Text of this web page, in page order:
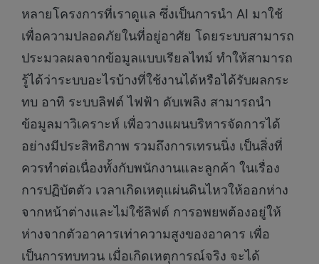
หลายโครงการที่เราดูแล ซึ่งเป็นการนำ AI มาใช้
เพื่อความปลอดภัยในที่อยู่อาศัย โดยระบบสามารถ
ประมวลผลจากข้อมูลแบบเรียลไทม์ ทำให้สามารถ
รู้ได้ว่าระบบอะไรบ้างที่ใช้งานได้หรือได้รับผลกระ
ทบ อาทิ ระบบลิฟต์ ไฟฟ้า ดับเพลิง สามารถนำ
ข้อมูลมาวิเคราะห์ เพื่อวางแผนบริหารจัดการได้
อย่างมีประสิทธิภาพ รวมถึงการเทรนนิ่ง เป็นสิ่งที่
ควรทำต่อเนื่องทั้งกับพนักงานและลูกค้า ในเรื่อง
การปฏิบัตตัว เวลาเกิดเหตุแผ่นดินไหวให้ออกห่าง
จากหน้าต่างและไม่ใช้ลิฟต์ การอพยพต้องอยู่ให้
ห่างจากตัวอาคารเท่าความสูงของอาคาร เพื่อ
เป็นการทบทวน เมื่อเกิดเหตุการณ์จริง จะได้